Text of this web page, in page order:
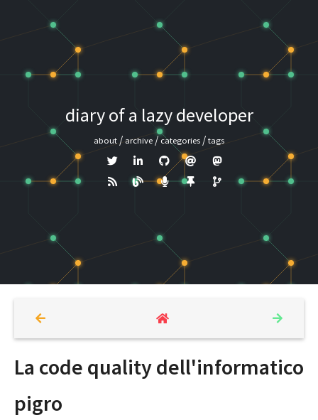
diary of a lazy developer
about archive categories tags
La code quality dell'informatico
pigro